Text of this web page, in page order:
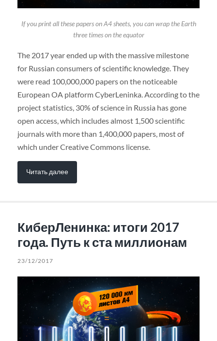
If you print all these papers on A4 sheets, you can wrap the Earth
three times on the equator
The 2017 year ended up with the massive milestone
for Russian consumers of scientific knowledge. They
were read 100,000,000 papers on the noticeable
European OA platform CyberLeninka. According to the
project statistics, 30% of science in Russia has gone
open access, which includes almost 1,500 scientific
journals with more than 1,400,000 papers, most of
which under Creative Commons license.
Читать далее
КиберЛенинка: итоги 2017
года. Путь к ста миллионам
23/12/2017